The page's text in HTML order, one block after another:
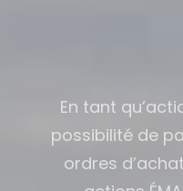
En tant
possibilité de
ordres